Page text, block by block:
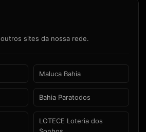
sites da nossa rede.
Maluca Bahia
Bahia Paratodos
LOTECE Loteria dos